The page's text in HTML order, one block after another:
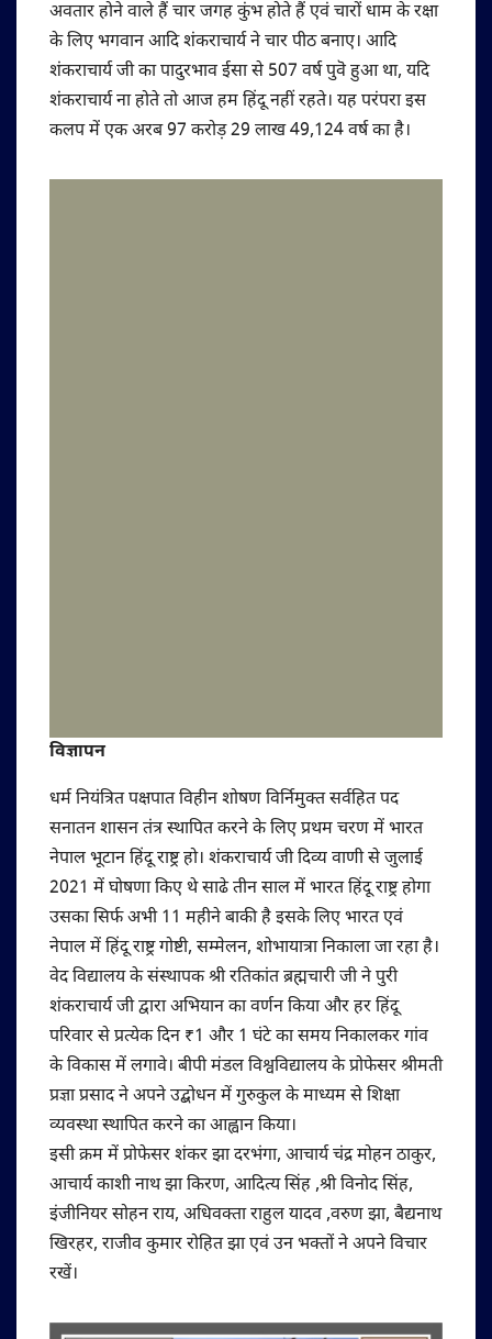
अवतार होने वाले हैं चार जगह कुंभ होते हैं एवं चारों धाम के रक्षा
के लिए भगवान आदि शंकराचार्य ने चार पीठ बनाए। आदि
शंकराचार्य जी का पादुरभाव ईसा से 507 वर्ष पुवॆ हुआ था, यदि
शंकराचार्य ना होते तो आज हम हिंदू नहीं रहते। यह परंपरा इस
कलप में एक अरब 97 करोड़ 29 लाख 49,124 वर्ष का है।
विज्ञापन
धर्म नियंत्रित पक्षपात विहीन शोषण विर्निमुक्त सर्वहित पद
सनातन शासन तंत्र स्थापित करने के लिए प्रथम चरण में भारत
नेपाल भूटान हिंदू राष्ट्र हो। शंकराचार्य जी दिव्य वाणी से जुलाई
2021 में घोषणा किए थे साढे तीन साल में भारत हिंदू राष्ट्र होगा
उसका सिर्फ अभी 11 महीने बाकी है इसके लिए भारत एवं
नेपाल में हिंदू राष्ट्र गोष्टी, सम्मेलन, शोभायात्रा निकाला जा रहा है।
वेद विद्यालय के संस्थापक श्री रतिकांत ब्रह्मचारी जी ने पुरी
शंकराचार्य जी द्वारा अभियान का वर्णन किया और हर हिंदू
परिवार से प्रत्येक दिन ₹1 और 1 घंटे का समय निकालकर गांव
के विकास में लगावे। बीपी मंडल विश्वविद्यालय के प्रोफेसर श्रीमती
प्रज्ञा प्रसाद ने अपने उद्बोधन में गुरुकुल के माध्यम से शिक्षा
व्यवस्था स्थापित करने का आह्वान किया।
इसी क्रम में प्रोफेसर शंकर झा दरभंगा, आचार्य चंद्र मोहन ठाकुर,
आचार्य काशी नाथ झा किरण, आदित्य सिंह ,श्री विनोद सिंह,
इंजीनियर सोहन राय, अधिवक्ता राहुल यादव ,वरुण झा, बैद्यनाथ
खिरहर, राजीव कुमार रोहित झा एवं उन भक्तों ने अपने विचार
रखें।